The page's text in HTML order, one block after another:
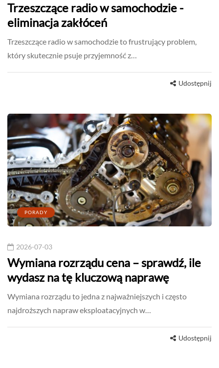
Trzeszczące radio w samochodzie -
eliminacja zakłóceń
Trzeszczące radio w samochodzie to frustrujący problem,
który skutecznie psuje przyjemność z…
Udostępnij
PORADY
2026-07-03
Wymiana rozrządu cena – sprawdź, ile
wydasz na tę kluczową naprawę
Wymiana rozrządu to jedna z najważniejszych i często
najdroższych napraw eksploatacyjnych w…
Udostępnij